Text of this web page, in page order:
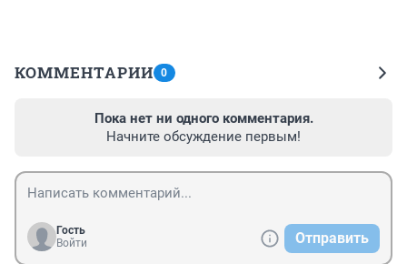
КОММЕНТАРИИ 0
Пока нет ни одного комментария.
Начните обсуждение первым!
Гость
Войти
Отправить